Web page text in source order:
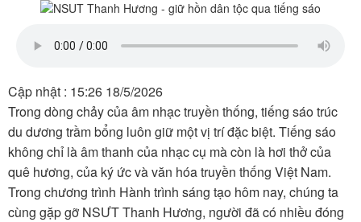
Sân khấu
Thiếu nhi
Kết nối VOV6
Cập nhật : 15:26 18/5/2026
Trong dòng chảy của âm nhạc truyền thống, tiếng sáo trúc
du dương trầm bổng luôn giữ một vị trí đặc biệt. Tiếng sáo
không chỉ là âm thanh của nhạc cụ mà còn là hơi thở của
quê hương, của ký ức và văn hóa truyền thống Việt Nam.
Trong chương trình Hành trình sáng tạo hôm nay, chúng ta
cùng gặp gỡ NSƯT Thanh Hương, người đã có nhiều đóng